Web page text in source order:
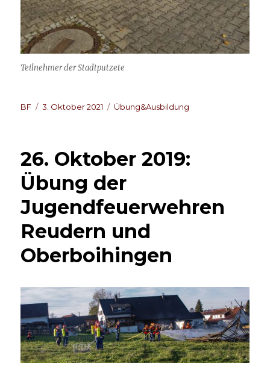
Teilnehmer der Stadtputzete
Autor
BF
Veröffentlicht
3. Oktober 2021 Kategorien
Übung&Ausbildung
26. Oktober 2019:
Übung der
Jugendfeuerwehren
Reudern und
Oberboihingen